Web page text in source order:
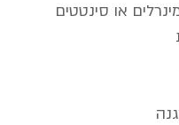
או סינטטים